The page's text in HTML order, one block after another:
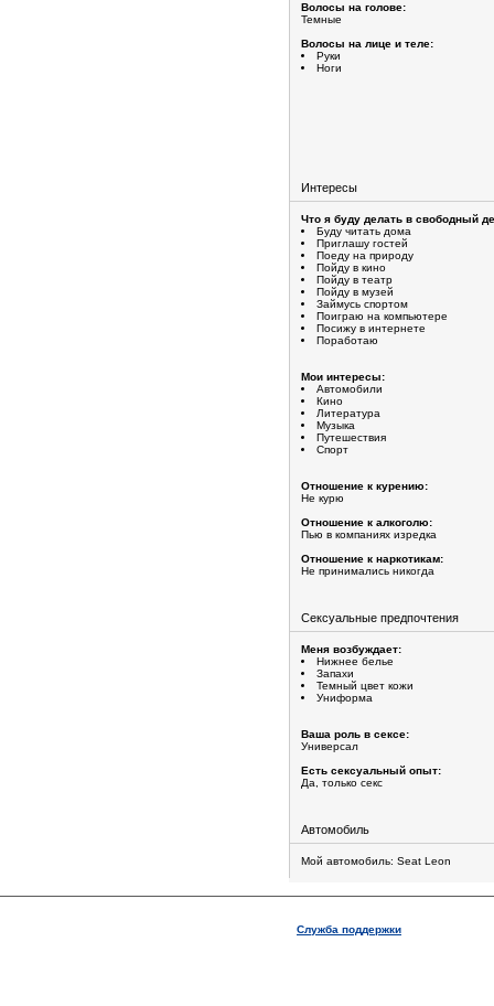
Волосы на голове:
Темные
Волосы на лице и теле:
Руки
Ноги
Интересы
Что я буду делать в свободный
Буду читать дома
Приглашу гостей
Поеду на природу
Пойду в кино
Пойду в театр
Пойду в музей
Займусь спортом
Поиграю на компьютере
Посижу в интернете
Поработаю
Мои интересы:
Автомобили
Кино
Литература
Музыка
Путешествия
Спорт
Отношение к курению:
Не курю
Отношение к алкоголю:
Пью в компаниях изредка
Отношение к наркотикам:
Не принимались никогда
Сексуальные предпочтения
Меня возбуждает:
Нижнее белье
Запахи
Темный цвет кожи
Униформа
Ваша роль в сексе:
Универсал
Есть сексуальный опыт:
Да, только секс
Автомобиль
Мой автомобиль: Seat Leon
Служба поддержки